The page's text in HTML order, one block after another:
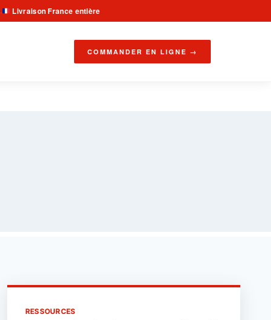
· Livraison France entière
COMMANDER EN LIGNE →
RESSOURCES